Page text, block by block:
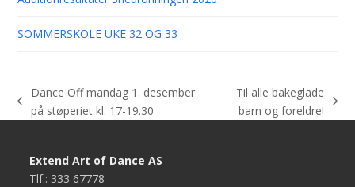
SOMMERSKOLE UKE 32 OG 33
previous
Dance Off mandag 1. desember
på støperiet kl. 17-19.30
next
Til alle bakeglade
barn og foreldre!
Extend Art of Dance AS
Tlf.: 333 67778